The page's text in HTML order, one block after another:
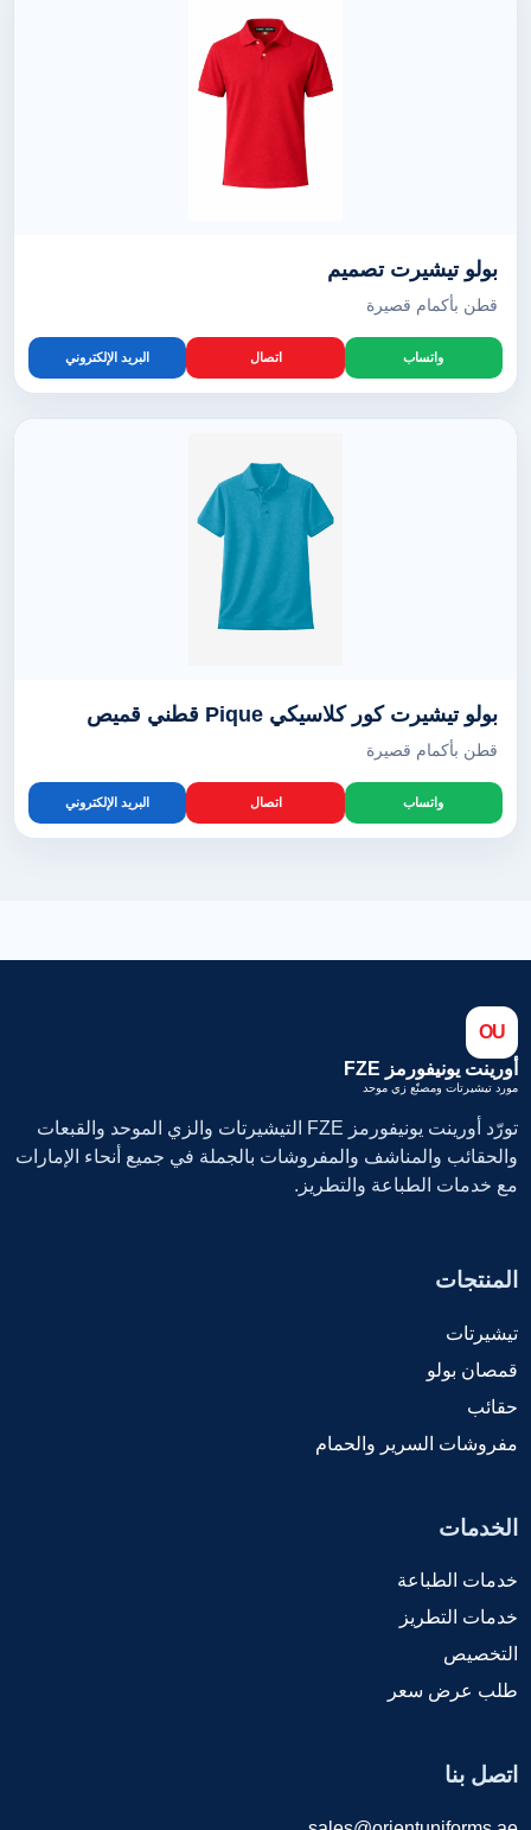
بولو تيشيرت تصميم
قطن بأكمام قصيرة
واتساب اتصال البريد الإلكتروني
بولو تيشيرت كور كلاسيكي Pique قطني قميص
قطن بأكمام قصيرة
واتساب اتصال البريد الإلكتروني
OU
أورينت يونيفورمز FZE
مورد تيشيرتات ومصنّع زي موحد
تورّد أورينت يونيفورمز FZE التيشيرتات والزي الموحد والقبعات
والحقائب والمناشف والمفروشات بالجملة في جميع أنحاء الإمارات
مع خدمات الطباعة والتطريز.
المنتجات
تيشيرتات
قمصان بولو
حقائب
مفروشات السرير والحمام
الخدمات
خدمات الطباعة
خدمات التطريز
التخصيص
طلب عرض سعر
اتصل بنا